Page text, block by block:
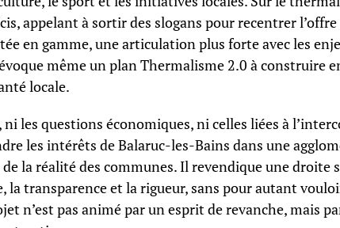
appelant à sortir des slogans pour recentrer
en gamme, une articulation plus forte avec les
même un plan Thermalisme 2.0 à construire
locale.
les questions économiques, ni celles liées à
les intérêts de Balaruc-les-Bains dans une
la réalité des communes. Il revendique une droite
la transparence et la rigueur, sans pour autant
n’est pas animé par un esprit de revanche, mais